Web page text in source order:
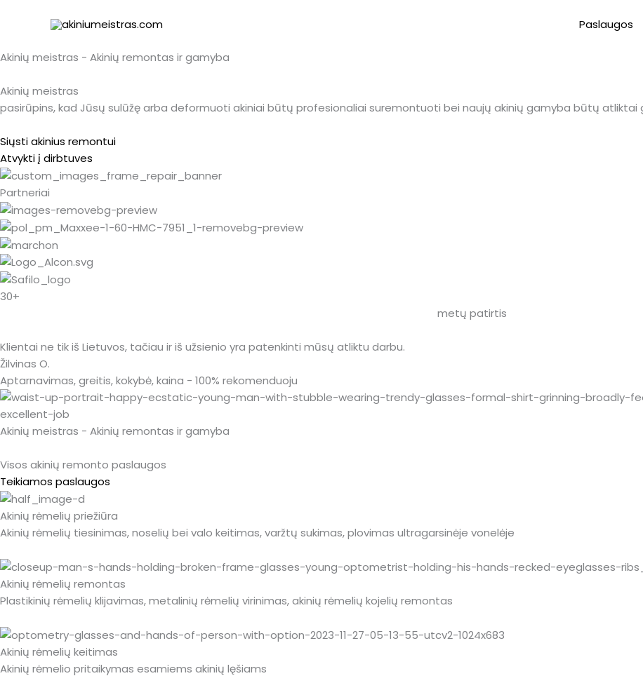
Paslaugos
Akinių meistras - Akinių remontas ir gamyba
Akinių meistras
pasirūpins, kad Jūsų sulūžę arba deformuoti akiniai būtų profesionaliai suremontuoti bei naujų akinių gamyba būtų atliktai
Siųsti akinius remontui
Atvykti į dirbtuves
Partneriai
30+
metų patirtis
Klientai ne tik iš Lietuvos, tačiau ir iš užsienio yra patenkinti mūsų atliktu darbu.
Žilvinas O.
Aptarnavimas, greitis, kokybė, kaina - 100% rekomenduoju
Akinių meistras - Akinių remontas ir gamyba
Visos akinių remonto paslaugos
Teikiamos paslaugos
Akinių rėmelių priežiūra
Akinių rėmelių tiesinimas, noselių bei valo keitimas, varžtų sukimas, plovimas ultragarsinėje vonelėje
Akinių rėmelių remontas
Plastikinių rėmelių klijavimas, metalinių rėmelių virinimas, akinių rėmelių kojelių remontas
Akinių rėmelių keitimas
Akinių rėmelio pritaikymas esamiems akinių lęšiams